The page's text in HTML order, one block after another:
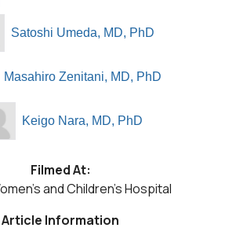
Satoshi Umeda, MD, PhD
Masahiro Zenitani, MD, PhD
Keigo Nara, MD, PhD
Filmed At:
and Children's Hospital
Article Information